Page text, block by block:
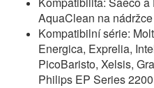
AquaClean na
Kompatibilní série:
Energica, Exprelia,
PicoBaristo, Xelsis,
Philips EP Series